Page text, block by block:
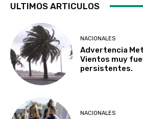
ULTIMOS ARTICULOS
NACIONALES
Advertencia
Vientos muy
persistentes.
NACIONALES